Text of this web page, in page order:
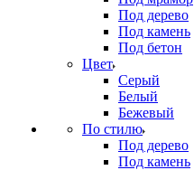
Под дерево
Под камень
Под бетон
Цвет
Серый
Белый
Бежевый
По стилю
Под дерево
Под камень